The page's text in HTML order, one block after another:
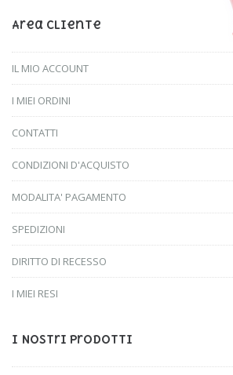
Area Cliente
IL MIO ACCOUNT
I MIEI ORDINI
CONTATTI
CONDIZIONI D'ACQUISTO
MODALITA' PAGAMENTO
SPEDIZIONI
DIRITTO DI RECESSO
I MIEI RESI
I Nostri Prodotti